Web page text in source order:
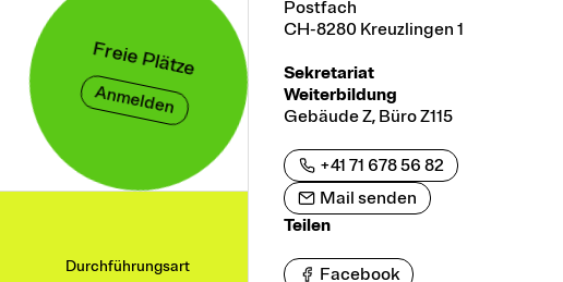
Freie Plätze
Anmelden
Durchführungsart
Postfach
CH-8280 Kreuzlingen 1
Sekretariat
Weiterbildung
Gebäude Z, Büro Z115
+41 71 678 56 82
Mail senden
Teilen
Facebook